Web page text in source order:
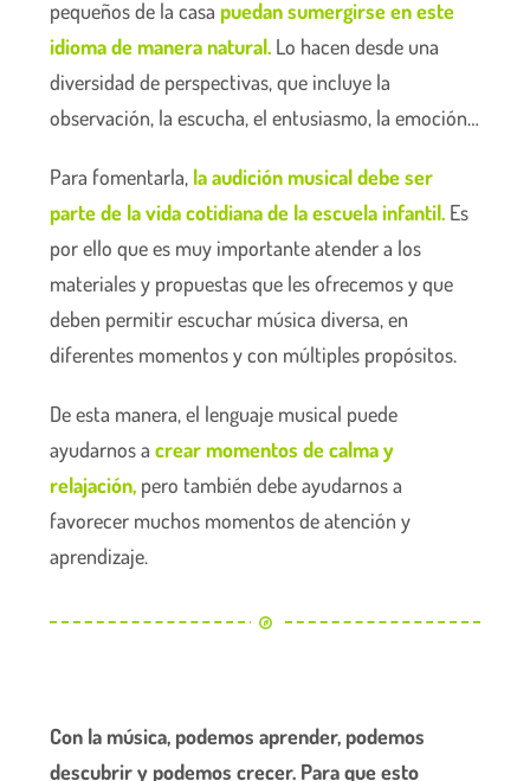
pequeños de la casa puedan sumergirse en este
idioma de manera natural. Lo hacen desde una
diversidad de perspectivas, que incluye la
observación, la escucha, el entusiasmo, la emoción…
Para fomentarla, la audición musical debe ser
parte de la vida cotidiana de la escuela infantil. Es
por ello que es muy importante atender a los
materiales y propuestas que les ofrecemos y que
deben permitir escuchar música diversa, en
diferentes momentos y con múltiples propósitos.
De esta manera, el lenguaje musical puede
ayudarnos acrear momentos de calma y
relajación, pero también debe ayudarnos a
favorecer muchos momentos de atención y
aprendizaje.
Con la música, podemos aprender, podemos
descubrir y podemos crecer. Para que esto